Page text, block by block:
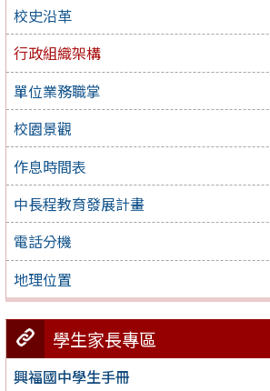
校史沿革
行政組織架構
單位業務職掌
校園景觀
作息時間表
中長程教育發展計畫
電話分機
地理位置
學生家長專區
興福國中學生手冊